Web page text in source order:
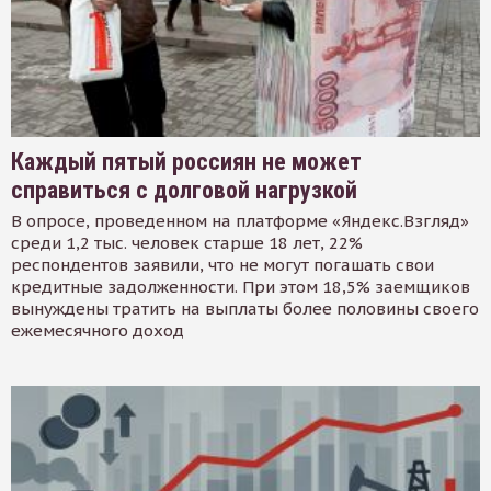
Каждый пятый россиян не может
справиться с долговой нагрузкой
В опросе, проведенном на платформе «Яндекс.Взгляд»
среди 1,2 тыс. человек старше 18 лет, 22%
респондентов заявили, что не могут погашать свои
кредитные задолженности. При этом 18,5% заемщиков
вынуждены тратить на выплаты более половины своего
ежемесячного доход